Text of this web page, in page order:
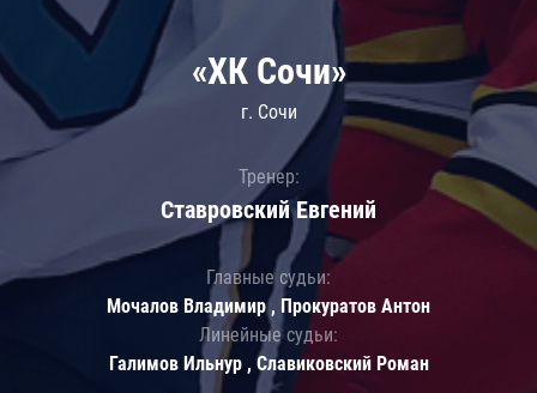
«ХК Сочи»
г. Сочи
Тренер:
Ставровский Евгений
Главные судьи:
Мочалов Владимир , Прокуратов Антон
Линейные судьи:
Галимов Ильнур , Славиковский Роман